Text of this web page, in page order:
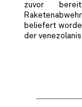
zuvor
beliefert
der